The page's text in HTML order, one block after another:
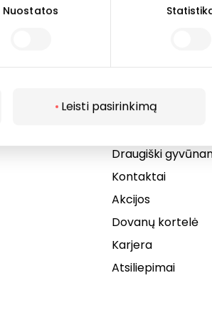
Nuostatos
Leisti pasirinkimą
Lankytojams
Draugiški
Kontaktai
Akcijos
Dovanų kortelė
Karjera
Atsiliepimai